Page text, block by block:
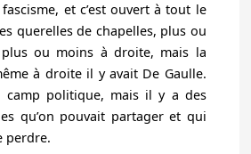
et c’est ouvert à tout le
querelles de chapelles, plus ou
ou moins à droite, mais la
à droite il y avait De Gaulle.
camp politique, mais il y a des
qu’on pouvait partager et qui
perdre.